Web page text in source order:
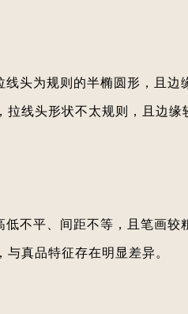
头为规则的半椭圆形，且边
线头形状不太规则，且边缘
不平、间距不等，且笔画较
真品特征存在明显差异。